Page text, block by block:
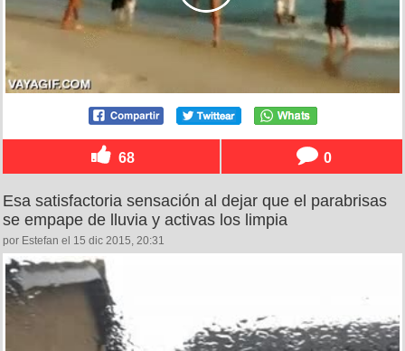
68 0
Esa satisfactoria sensación al dejar que el parabrisas
se empape de lluvia y activas los limpia
por Estefan el 15 dic 2015, 20:31